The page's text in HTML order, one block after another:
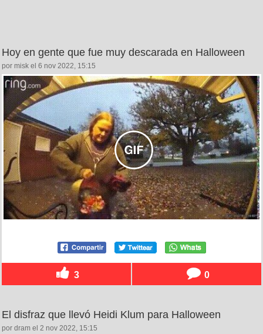
Hoy en gente que fue muy descarada en Halloween
por misk el 6 nov 2022, 15:15
3 0
El disfraz que llevó Heidi Klum para Halloween
por dram el 2 nov 2022, 15:15